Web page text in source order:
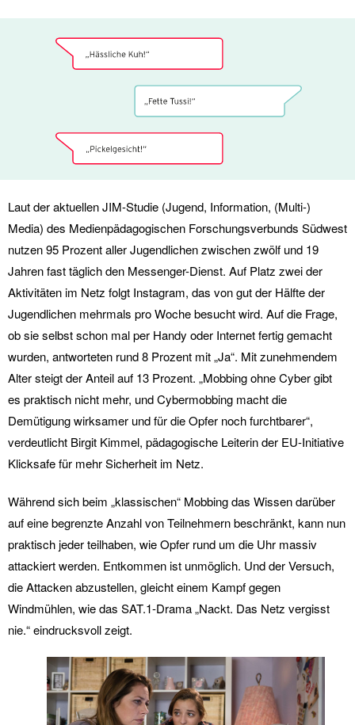
Laut der aktuellen JIM-Studie (Jugend, Information, (Multi-)
Media) des Medienpädagogischen Forschungsverbunds Südwest
nutzen 95 Prozent aller Jugendlichen zwischen zwölf und 19
Jahren fast täglich den Messenger-Dienst. Auf Platz zwei der
Aktivitäten im Netz folgt Instagram, das von gut der Hälfte der
Jugendlichen mehrmals pro Woche besucht wird. Auf die Frage,
ob sie selbst schon mal per Handy oder Internet fertig gemacht
wurden, antworteten rund 8 Prozent mit „Ja“. Mit zunehmendem
Alter steigt der Anteil auf 13 Prozent. „Mobbing ohne Cyber gibt
es praktisch nicht mehr, und Cybermobbing macht die
Demütigung wirksamer und für die Opfer noch furchtbarer“,
verdeutlicht Birgit Kimmel, pädagogische Leiterin der EU-Initiative
Klicksafe für mehr Sicherheit im Netz.
Während sich beim „klassischen“ Mobbing das Wissen darüber
auf eine begrenzte Anzahl von Teilnehmern beschränkt, kann nun
praktisch jeder teilhaben, wie Opfer rund um die Uhr massiv
attackiert werden. Entkommen ist unmöglich. Und der Versuch,
die Attacken abzustellen, gleicht einem Kampf gegen
Windmühlen, wie das SAT.1-Drama „Nackt. Das Netz vergisst
nie.“ eindrucksvoll zeigt.